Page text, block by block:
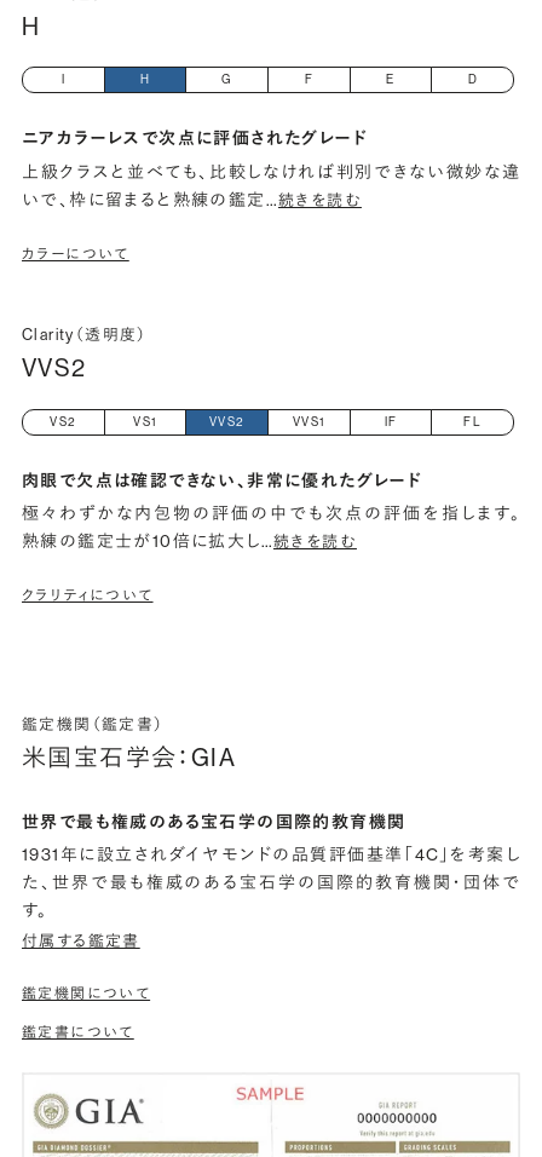
H
H G F E D
ニアカラーレスで次点に評価されたグレード
上級クラスと並べても、比較しなければ判別できない微妙な違
いで、枠に留まると熟練の鑑定…続きを読む
カラーについて
Clarity（透明度）
VVS2
VS2 VS1 VVS2 VVS1 IF FL
肉眼で欠点は確認できない、非常に優れたグレード
極々わずかな内包物の評価の中でも次点の評価を指します。
熟練の鑑定士が10倍に拡大し…続きを読む
クラリティについて
鑑定機関（鑑定書）
米国宝石学会：GIA
世界で最も権威のある宝石学の国際的教育機関
1931年に設立されダイヤモンドの品質評価基準「4C」を考案し
た、世界で最も権威のある宝石学の国際的教育機関・団体で
す。
付属する鑑定書
鑑定機関について
鑑定書について